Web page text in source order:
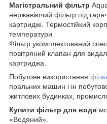
Магістральний фільтр
нержавіючий фільтр під
картриджі. Термостійкий
температури
Фільтр укомплектований
повітряний клапан для
картриджа.
Побутове використання
пральних машин і ін
житлових будинках,
Купити фільтр для води
«Водяний».